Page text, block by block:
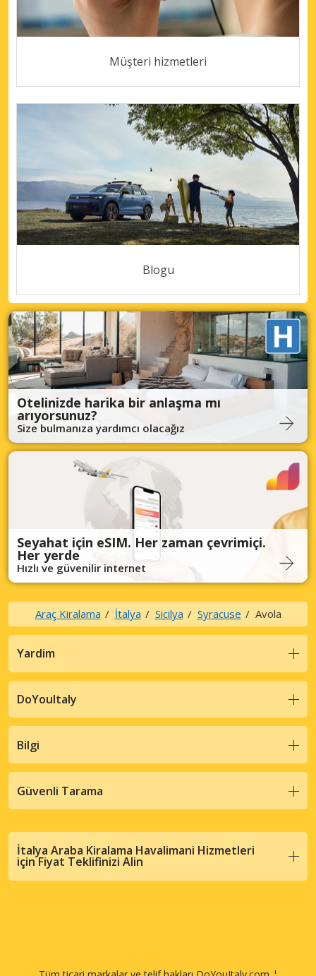
Müşteri hizmetleri
Blogu
Otelinizde harika bir anlaşma mı
arıyorsunuz?
Size bulmanıza yardımcı olacağız
Seyahat için eSIM. Her zaman çevrimiçi.
Her yerde
Hızlı ve güvenilir internet
Araç Kiralama İtalya Sicilya Syracuse Avola
Yardim
DoYouItaly
Bilgi
Güvenli Tarama
İtalya Araba Kiralama Havalimani Hizmetleri
için Fiyat Teklifinizi Alin